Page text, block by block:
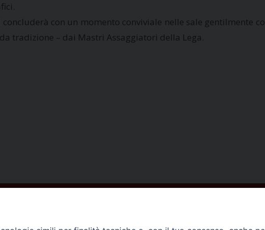
con un momento conviviale nelle sale gentilmente
tradizione – dai Mastri Assaggiatori della Lega.